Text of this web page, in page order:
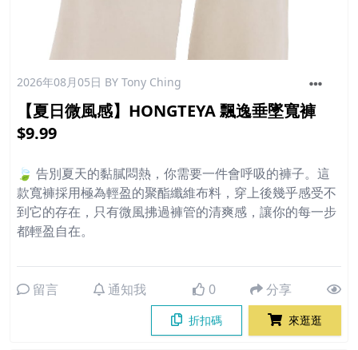
2026年08月05日 BY Tony Ching
【夏日微風感】HONGTEYA 飄逸垂墜寬褲
$9.99
🍃 告別夏天的黏膩悶熱，你需要一件會呼吸的褲子。這
款寬褲採用極為輕盈的聚酯纖維布料，穿上後幾乎感受不
到它的存在，只有微風拂過褲管的清爽感，讓你的每一步
都輕盈自在。
留言 通知我 0 分享
折扣碼 來逛逛